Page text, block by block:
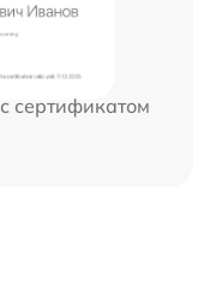
сертификатом